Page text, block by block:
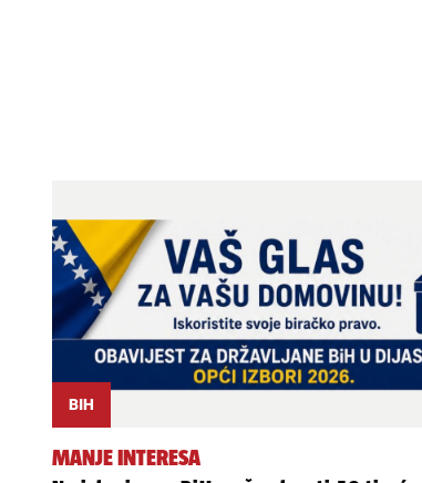
BIH
MANJE INTERESA